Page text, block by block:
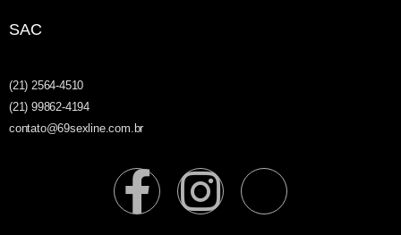
SAC
(21) 2564-4510
(21) 99862-4194
contato@69sexline.com.br